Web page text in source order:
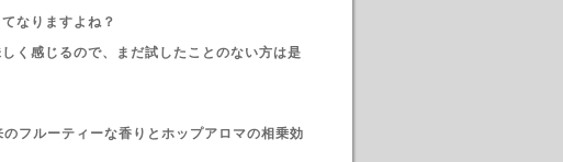
なりますよね？
く感じるので、まだ試したことのない方は是
フルーティーな香りとホップアロマの相乗効